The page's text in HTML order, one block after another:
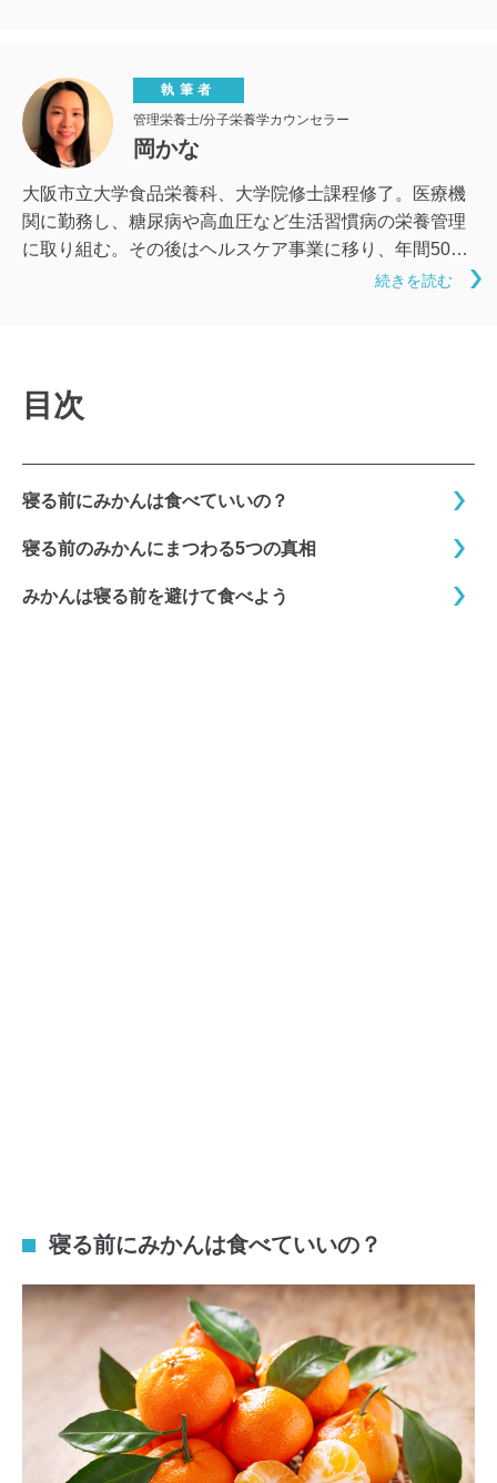
執筆者
管理栄養士/分子栄養学カウンセラー
岡かな
大阪市立大学食品栄養科、大学院修士課程修了。医療機
関に勤務し、糖尿病や高血圧など生活習慣病の栄養管理
に取り組む。その後はヘルスケア事業に移り、年間500
人以上のダイエットをサポートする。現在はダイエット
発信を心掛けている。
続きを読む
目次
寝る前にみかんは食べていいの？
寝る前のみかんにまつわる5つの真相
みかんは寝る前を避けて食べよう
寝る前にみかんは食べていいの？